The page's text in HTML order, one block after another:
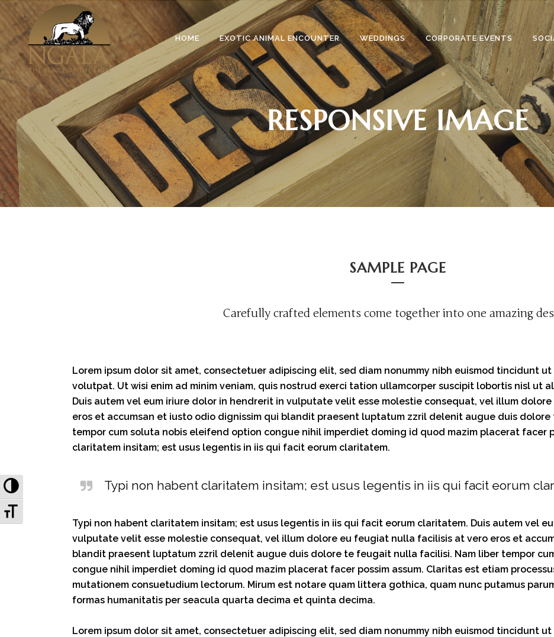
Toggle High Contrast
Toggle Font size
HOME EXOTIC ANIMAL ENCOUNTER WEDDINGS CORPORATE EVENTS
RESPONSIVE IMAGE
SAMPLE PAGE
Carefully crafted elements come together into one amazing
Lorem ipsum dolor sit amet, consectetuer adipiscing elit, sed diam nonummy nibh euismod tincidunt
volutpat. Ut wisi enim ad minim veniam, quis nostrud exerci tation ullamcorper suscipit lobortis nisl ut
Duis autem vel eum iriure dolor in hendrerit in vulputate velit esse molestie consequat, vel illum
eros et accumsan et iusto odio dignissim qui blandit praesent luptatum zzril delenit augue duis
tempor cum soluta nobis eleifend option congue nihil imperdiet doming id quod mazim placerat facer
claritatem insitam; est usus legentis in iis qui facit eorum claritatem.
Typi non habent claritatem insitam; est usus legentis in iis qui facit eorum
Typi non habent claritatem insitam; est usus legentis in iis qui facit eorum claritatem. Duis autem vel
vulputate velit esse molestie consequat, vel illum dolore eu feugiat nulla facilisis at vero eros et
blandit praesent luptatum zzril delenit augue duis dolore te feugait nulla facilisi. Nam liber tempor
congue nihil imperdiet doming id quod mazim placerat facer possim assum. Claritas est etiam
mutationem consuetudium lectorum. Mirum est notare quam littera gothica, quam nunc putamus
formas humanitatis per seacula quarta decima et quinta decima.
Lorem ipsum dolor sit amet, consectetuer adipiscing elit, sed diam nonummy nibh euismod tincidunt